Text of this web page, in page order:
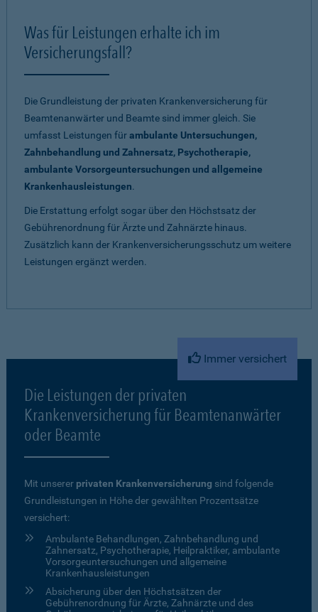
Was für Leistungen erhalte ich im
Versicherungsfall?
Die Grundleistung der privaten Krankenversicherung für
Beamtenanwärter und Beamte sind immer gleich. Sie
umfasst Leistungen fürambulante Untersuchungen,
Zahnbehandlung und Zahnersatz, Psychotherapie,
ambulante Vorsorgeuntersuchungen und allgemeine
Krankenhausleistungen.
Die Erstattung erfolgt sogar über den Höchstsatz der
Gebührenordnung für Ärzte und Zahnärzte hinaus.
Zusätzlich kann der Krankenversicherungsschutz um weitere
Leistungen ergänzt werden.
Immer versichert
Die Leistungen der privaten
Krankenversicherung für Beamtenanwärter
oder Beamte
Mit unserer privaten Krankenversicherung sind folgende
Grundleistungen in Höhe der gewählten Prozentsätze
versichert:
Ambulante Behandlungen, Zahnbehandlung und
Zahnersatz, Psychotherapie, Heilpraktiker, ambulante
Vorsorgeuntersuchungen und allgemeine
Krankenhausleistungen
Absicherung über den Höchstsätzen der
Gebührenordnung für Ärzte, Zahnärzte und des